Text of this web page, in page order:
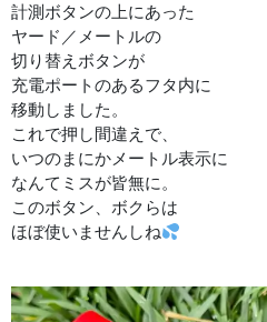
計測ボタンの上にあった
ヤード／メートルの
切り替えボタンが
充電ポートのあるフタ内に
移動しました。
これで押し間違えで、
いつのまにかメートル表示に
なんてミスが皆無に。
このボタン、ボクらは
ほぼ使いませんしね